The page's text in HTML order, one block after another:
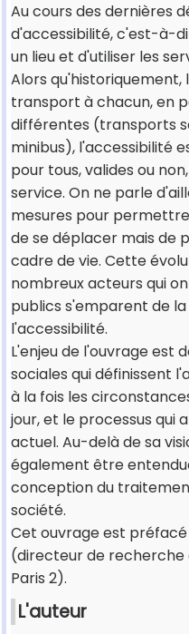
Au cours des dernières
d'accessibilité, c'est-à-
un lieu et d'utiliser les
Alors qu'historiquement,
transport à chacun, en
différentes (transports
minibus), l'accessibilité
pour tous, valides ou
service. On ne parle
mesures pour
de se déplacer mais de
cadre de vie. Cette
nombreux acteurs qui
publics s'emparent de
l'accessibilité.
L'enjeu de l'ouvrage est
sociales qui définissent
à la fois les
jour, et le processus qui
actuel. Au-delà de sa
également être
conception du
société.
Cet ouvrage est
(directeur de recherche
Paris 2).
L'auteur